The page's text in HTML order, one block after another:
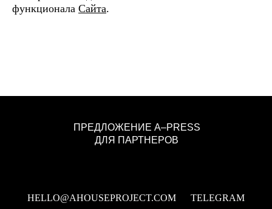
функционала Сайта.
ПРЕДЛОЖЕНИЕ A–PRESS
ДЛЯ ПАРТНЕРОВ
HELLO@AHOUSEPROJECT.COM TELEGRAM